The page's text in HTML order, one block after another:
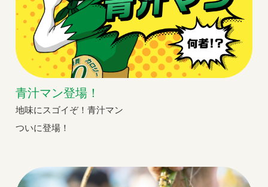
青汁マン登場！
地味にスゴイぞ！青汁マン
ついに登場！